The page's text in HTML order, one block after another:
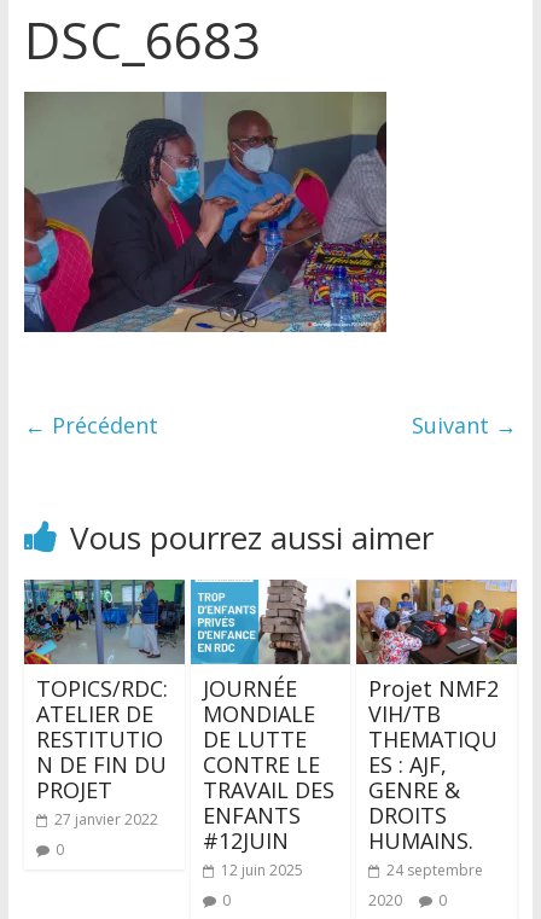
DSC_6683
← Précédent Suivant →
Vous pourrez aussi aimer
TOPICS/RDC:
ATELIER DE
RESTITUTIO
N DE FIN DU
PROJET
27 janvier 2022
0
JOURNÉE
MONDIALE
DE LUTTE
CONTRE LE
TRAVAIL DES
ENFANTS
#12JUIN
12 juin 2025
0
Projet NMF2
VIH/TB
THEMATIQU
ES : AJF,
GENRE &
DROITS
HUMAINS.
24 septembre
2020
0